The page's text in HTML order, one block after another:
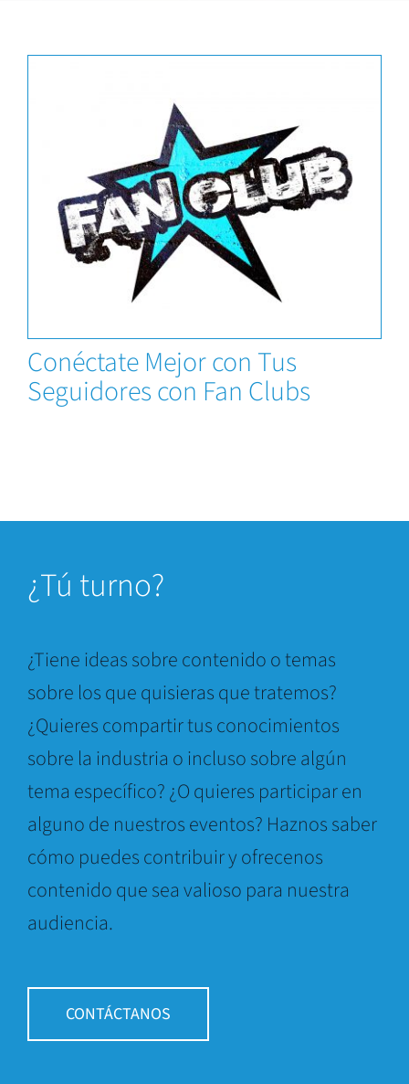
News
Conéctate Mejor con Tus
Seguidores con Fan Clubs
¿Tú turno?
¿Tiene ideas sobre contenido o temas
sobre los que quisieras que tratemos?
¿Quieres compartir tus conocimientos
sobre la industria o incluso sobre algún
tema específico? ¿O quieres participar en
alguno de nuestros eventos? Haznos saber
cómo puedes contribuir y ofrecenos
contenido que sea valioso para nuestra
audiencia.
CONTÁCTANOS